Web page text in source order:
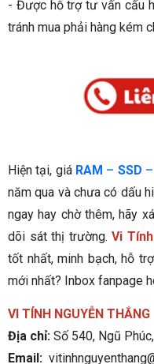
- Được hỗ trợ tư vấn cấu
tránh mua phải hàng kém
Hiện tại, giá RAM – SSD –
năm qua và chưa có dấu
ngay hay chờ thêm, hãy
dõi sát thị trường.Vi
tốt nhất, minh bạch, hỗ
mới nhất? Inbox fanpage
VI TÍNH NGUYỄN THẮNG
Địa chỉ: Số 540, Ngũ
Email: